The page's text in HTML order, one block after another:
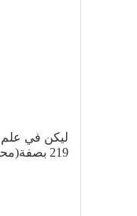
219 بصفة(